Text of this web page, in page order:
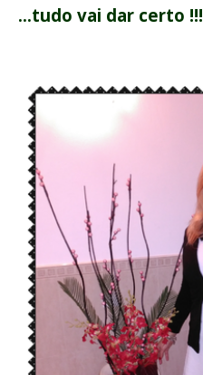
…tudo vai dar certo !!!